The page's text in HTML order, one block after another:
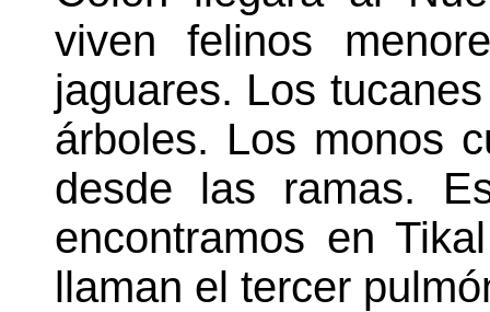
viven felinos
jaguares. Los
árboles. Los monos
desde las ramas.
encontramos en
llaman el tercer